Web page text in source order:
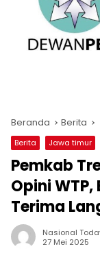
Beranda Berita
Berita Jawa timur
Pemkab
Opini WTP,
Terima
Nasional
27 Mei 2025